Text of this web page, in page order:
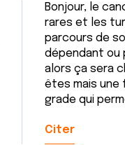
Bonjour, le
rares et les
parcours de
dépendant ou
alors ça sera
êtes mais une
grade qui
Citer